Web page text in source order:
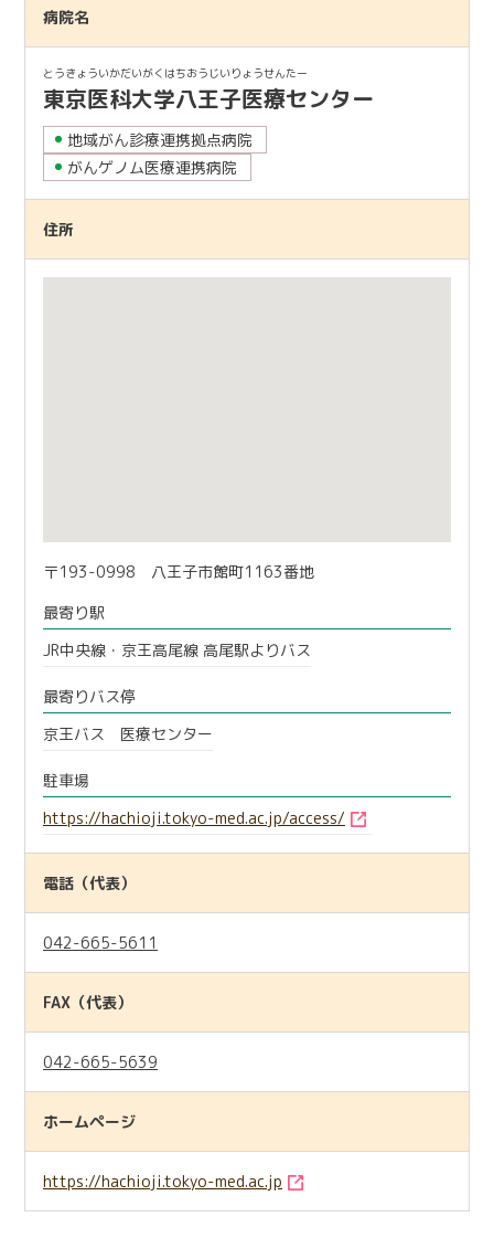
病院名
とうきょういかだいがくはちおうじいりょうせんたー
東京医科大学八王子医療センター
地域がん診療連携拠点病院
がんゲノム医療連携病院
住所
〒193-0998 八王子市館町1163番地
最寄り駅
JR中央線・京王高尾線 高尾駅よりバス
最寄りバス停
京王バス 医療センター
駐車場
https://hachioji.tokyo-med.ac.jp/access/
電話（代表）
042-665-5611
FAX（代表）
042-665-5639
ホームページ
https://hachioji.tokyo-med.ac.jp